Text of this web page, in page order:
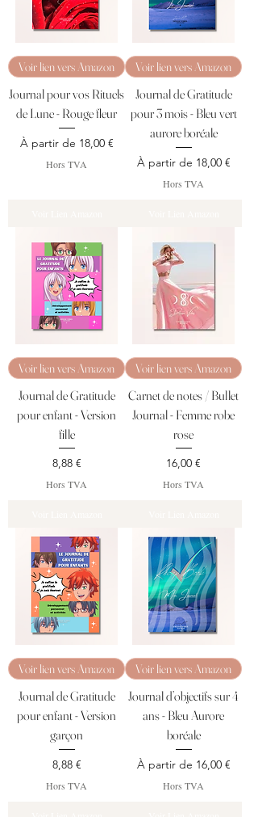
Voir lien vers Amazon
Journal pour vos Rituels
de Lune - Rouge fleur
À partir de 18,00 €
Prix promotionnel
Hors TVA
Voir lien vers Amazon
Journal de Gratitude
pour 3 mois - Bleu vert
aurore boréale
À partir de 18,00 €
Prix promotionnel
Hors TVA
Voir lien vers Amazon
Journal de Gratitude
pour enfant - Version
fille
Prix
8,88 €
Hors TVA
Voir lien vers Amazon
Carnet de notes / Bullet
Journal - Femme robe
rose
Prix
16,00 €
Hors TVA
Voir lien vers Amazon
Journal de Gratitude
pour enfant - Version
garçon
Prix
8,88 €
Hors TVA
Voir lien vers Amazon
Journal d’objectifs sur 4
ans - Bleu Aurore
boréale
À partir de 16,00 €
Prix promotionnel
Hors TVA